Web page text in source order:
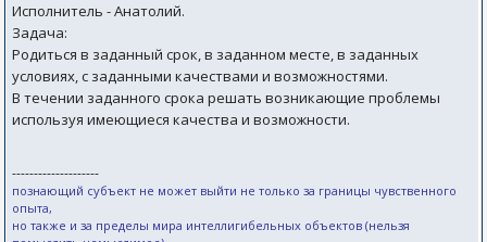
Исполнитель - Анатолий.
Задача:
Родиться в заданный срок, в заданном месте, в заданных
условиях, с заданными качествами и возможностями.
В течении заданного срока решать возникающие проблемы
используя имеющиеся качества и возможности.
--------------------
познающий субъект не может выйти не только за границы чувственного
опыта,
но также и за пределы мира интеллигибельных объектов (нельзя